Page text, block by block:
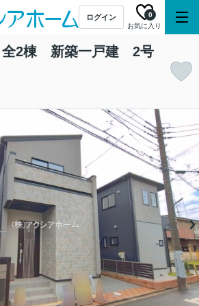
ログイン
お気に入り
0
全2棟 新築一戸建 2号